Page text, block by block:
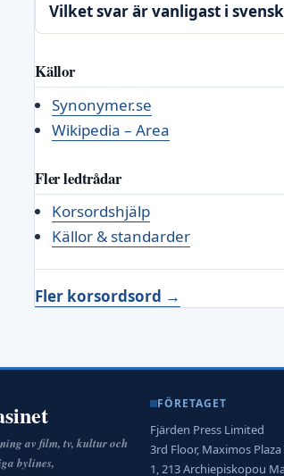
Vilket svar är vanligast i
Källor
Synonymer.se
Wikipedia – Area
Fler ledtrådar
Korsordshjälp
Källor & standarder
Fler korsordsord →
av film, tv, kultur och
bylines,
FÖRETAGET
Fjärden Press Limited
3rd Floor, Maximos Plaza
1, 213 Archiepiskopou